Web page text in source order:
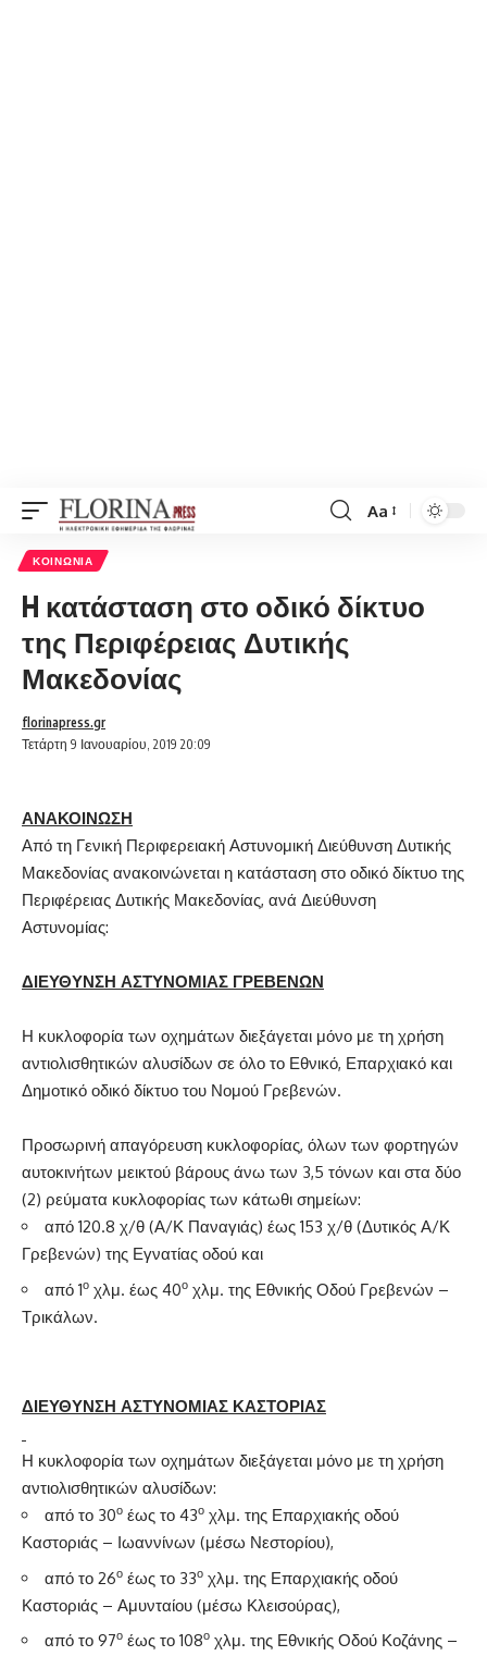
Font
Aa
ΚΟΙΝΩΝΊΑ
H κατάσταση στο οδικό δίκτυο
της Περιφέρειας Δυτικής
Μακεδονίας
Τετάρτη 9 Ιανουαρίου, 2019 20:09
florinapress.gr
ΑΝΑΚΟΙΝΩΣΗ
Από τη Γενική Περιφερειακή Αστυνομική Διεύθυνση Δυτικής
Μακεδονίας ανακοινώνεται η κατάσταση στο οδικό δίκτυο της
Περιφέρειας Δυτικής Μακεδονίας, ανά Διεύθυνση
Αστυνομίας:
ΔΙΕΥΘΥΝΣΗ ΑΣΤΥΝΟΜΙΑΣ ΓΡΕΒΕΝΩΝ
Η κυκλοφορία των οχημάτων διεξάγεται μόνο με τη χρήση
αντιολισθητικών αλυσίδων σε όλο το Εθνικό, Επαρχιακό και
Δημοτικό οδικό δίκτυο του Νομού Γρεβενών.
Προσωρινή απαγόρευση κυκλοφορίας, όλων των φορτηγών
αυτοκινήτων μεικτού βάρους άνω των 3,5 τόνων και στα δύο
(2) ρεύματα κυκλοφορίας των κάτωθι σημείων:
από 120.8 χ/θ (Α/Κ Παναγιάς) έως 153 χ/θ (Δυτικός Α/Κ
Γρεβενών) της Εγνατίας οδού και
από 1ο χλμ. έως 40ο χλμ. της Εθνικής Οδού Γρεβενών –
Τρικάλων.
ΔΙΕΥΘΥΝΣΗ ΑΣΤΥΝΟΜΙΑΣ ΚΑΣΤΟΡΙΑΣ
Η κυκλοφορία των οχημάτων διεξάγεται μόνο με τη χρήση
αντιολισθητικών αλυσίδων:
από το 30ο έως το 43ο χλμ. της Επαρχιακής οδού
Καστοριάς – Ιωαννίνων (μέσω Νεστορίου),
από το 26ο έως το 33ο χλμ. της Επαρχιακής οδού
Καστοριάς – Αμυνταίου (μέσω Κλεισούρας),
από το 97ο έως το 108ο χλμ. της Εθνικής Οδού Κοζάνης –